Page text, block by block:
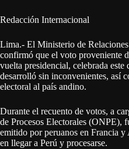
Redacción Internacional
Lima.- El Ministerio de
confirmó que el voto proveniente
vuelta presidencial, celebrada
desarrolló sin inconvenientes, así
electoral al país andino.
Durante el recuento de votos, a
de Procesos Electorales (ONPE),
emitido por peruanos en Francia y
en llegar a Perú y procesarse.